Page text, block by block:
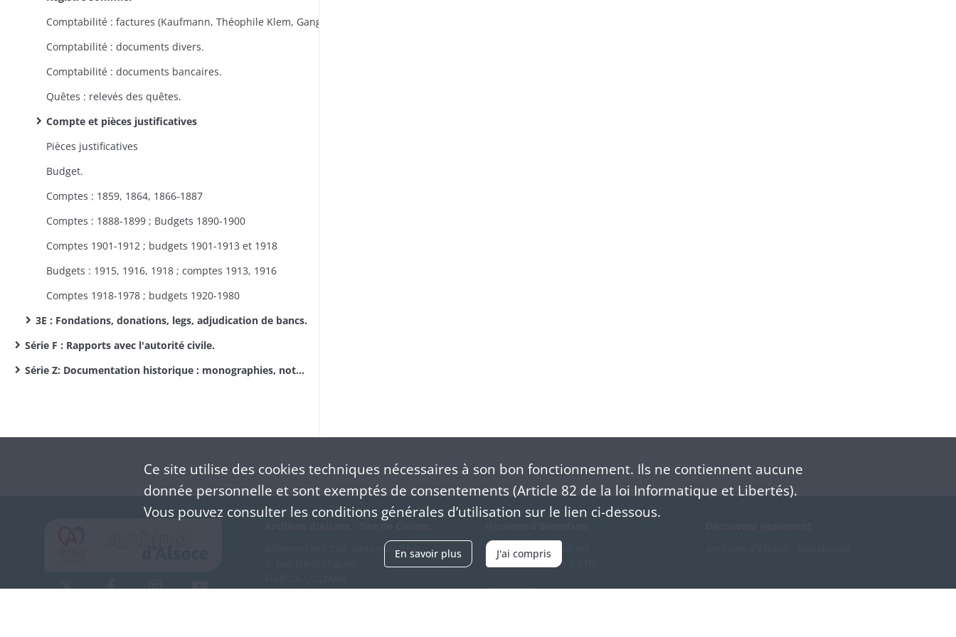
Comptabilité : documents divers.
Comptabilité : documents bancaires.
Quêtes : relevés des quêtes.
Compte et pièces justificatives
Pièces justificatives
Budget.
Comptes : 1859, 1864, 1866-1887
Comptes : 1888-1899 ; Budgets 1890-1900
Comptes 1901-1912 ; budgets 1901-1913 et 1918
Budgets : 1915, 1916, 1918 ; comptes 1913, 1916
Comptes 1918-1978 ; budgets 1920-1980
3E : Fondations, donations, legs, adjudication de bancs.
Série F : Rapports avec l'autorité civile.
Série Z: Documentation historique : monographies, notes d'érudit, journaux de curé, sermons, papiers privés.
Bâtiment M / Cité administrative
(+33) 3 89 21 97 00
Du mardi au vendredi
en continu de 9h à 17h
Ce site utilise des cookiestechniques nécessaires à son bon fonctionnement. Ils ne contiennent aucune
donnée personnelle et sont exemptés de consentements (Article 82 de la loi Informatique et Libertés).
Vous pouvez consulter les conditions générales d’utilisation sur le lien ci-dessous.
En savoir plus J'ai compris